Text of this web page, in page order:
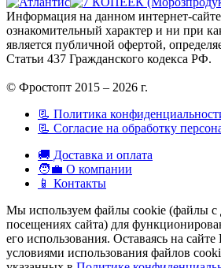
Информация на данном интернет-
ознакомительный характер и ни при
является публичной офертой,
Статьи 437 Гражданского кодекса РФ.
© Фростопт 2015 – 2026 г.
📃 Политика
📃 Согласие на обработку
🚚 Доставка и оплата
🧑‍💼 О компании
📱 Контакты
Мы используем файлы cookie (файлы
посещениях сайта) для
его использования. Оставаясь на
условиями использования файлов